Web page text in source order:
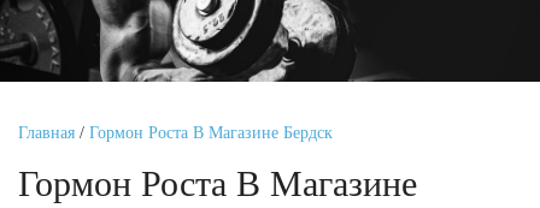
Главная / Гормон Роста В Магазине Бердск
Гормон Роста В Магазине